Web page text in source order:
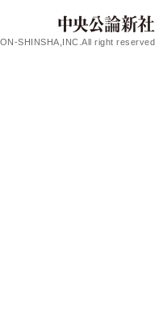
SHINSHA,INC.All right reserved